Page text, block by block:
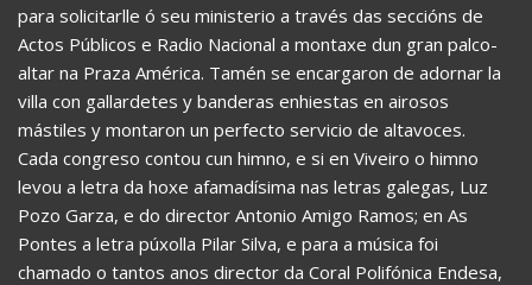
para solicitarlle ó seu ministerio a través das seccións de
Actos Públicos e Radio Nacional a montaxe dun gran palco-
altar na Praza América. Tamén se encargaron de adornar la
villa con gallardetes y banderas enhiestas en airosos
mástiles y montaron un perfecto servicio de altavoces.
Cada congreso contou cun himno, e si en Viveiro o himno
levou a letra da hoxe afamadísima nas letras galegas, Luz
Pozo Garza, e do director Antonio Amigo Ramos; en As
Pontes a letra púxolla Pilar Silva, e para a música foi
chamado o tantos anos director da Coral Polifónica Endesa,